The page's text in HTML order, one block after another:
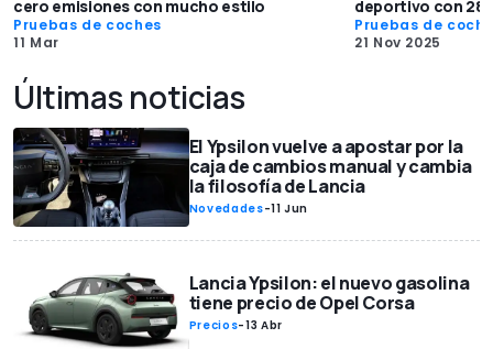
cero emisiones con mucho estilo
Pruebas de coches
11 Mar
deportivo con
Pruebas de
21 Nov 2025
Últimas noticias
El Ypsilon vuelve a apostar por la
caja de cambios manual y cambia
la filosofía de Lancia
Novedades-11 Jun
Lancia Ypsilon: el nuevo gasolina
tiene precio de Opel Corsa
Precios-13 Abr